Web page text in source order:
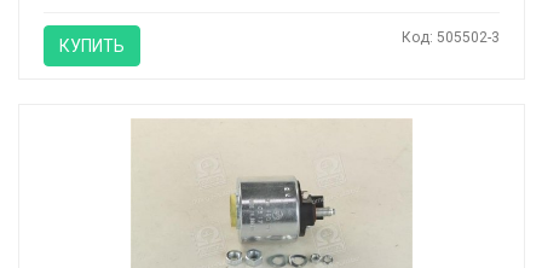
КУПИТЬ Код: 505502-3